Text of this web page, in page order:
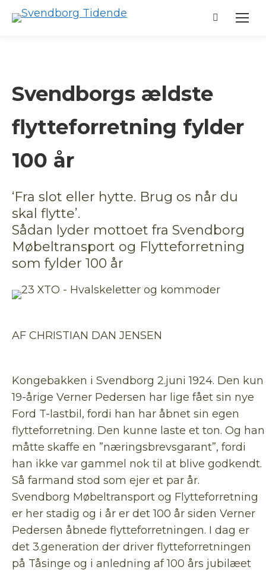
Search:
Svendborgs ældste
flytteforretning fylder
100 år
‘Fra slot eller hytte. Brug os når du
skal flytte’.
Sådan lyder mottoet fra Svendborg
Møbeltransport og Flytteforretning
som fylder 100 år
AF CHRISTIAN DAN JENSEN
Kongebakken i Svendborg 2.juni 1924. Den kun
19-årige Verner Pedersen har lige fået sin nye
Ford T-lastbil, fordi han har åbnet sin egen
flytteforretning. Den kunne laste et ton. Og han
måtte skaffe en ”næringsbrevsgarant”, fordi
han ikke var gammel nok til at blive godkendt.
Så farmand stod som ejer et par år.
Svendborg Møbeltransport og Flytteforretning
er her stadig og i år er det 100 år siden Verner
Pedersen åbnede flytteforretningen. I dag er
det 3.generation der driver flytteforretningen
på Tåsinge og i anledning af 100 års jubilæet